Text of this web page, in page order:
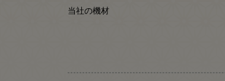
当社の機材